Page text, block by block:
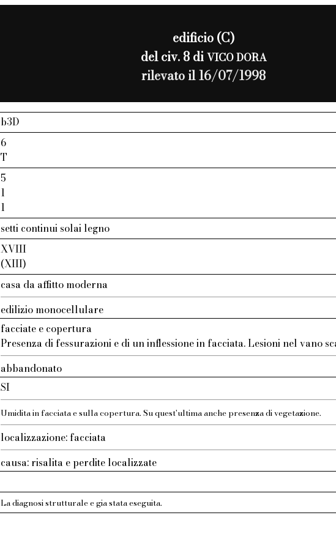
edificio (C)
del civ. 8 diVICO DORA
rilevato il 16/07/1998
b3D
6
T
5
1
1
setti continui solai legno
XVIII
(XIII)
casa da affitto moderna
edilizio monocellulare
facciate e copertura
Presenza di fessurazioni e di un inflessione in facciata. Lesioni nel vano
abbandonato
SI
Umidita in facciata e sulla copertura. Su quest'ultima anche presenza di vegetazione.
localizzazione: facciata
causa: risalita e perdite localizzate
La diagnosi strutturale e gia stata eseguita.